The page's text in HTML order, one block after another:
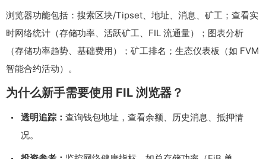
浏览器功能包括：搜索区块/Tipset、地址、消息、矿工；查看实
时网络统计（存储功率、活跃矿工、FIL 流通量）；图表分析
（存储功率趋势、基础费用）；矿工排名；生态仪表板（如 FVM
智能合约活动）。
为什么新手需要使用 FIL 浏览器？
透明追踪： 查询钱包地址，查看余额、历史消息、抵押情
况。